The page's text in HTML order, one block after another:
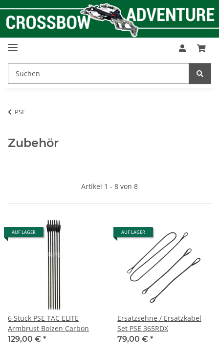
PSE
Zubehör
Artikel 1 - 8 von 8
AUF LAGER
6 Stück PSE TAC ELITE
Armbrust Bolzen Carbon
129,00 € *
AUF LAGER
Ersatzsehne / Ersatzkabel
Set PSE 365RDX
79,00 € *